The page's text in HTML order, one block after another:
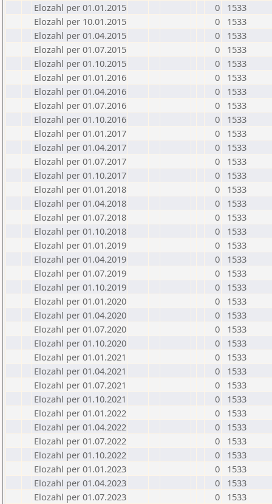
Elozahl per 01.01.2015
0
1533
Elozahl per 10.01.2015
0
1533
Elozahl per 01.04.2015
0
1533
Elozahl per 01.07.2015
0
1533
Elozahl per 01.10.2015
0
1533
Elozahl per 01.01.2016
0
1533
Elozahl per 01.04.2016
0
1533
Elozahl per 01.07.2016
0
1533
Elozahl per 01.10.2016
0
1533
Elozahl per 01.01.2017
0
1533
Elozahl per 01.04.2017
0
1533
Elozahl per 01.07.2017
0
1533
Elozahl per 01.10.2017
0
1533
Elozahl per 01.01.2018
0
1533
Elozahl per 01.04.2018
0
1533
Elozahl per 01.07.2018
0
1533
Elozahl per 01.10.2018
0
1533
Elozahl per 01.01.2019
0
1533
Elozahl per 01.04.2019
0
1533
Elozahl per 01.07.2019
0
1533
Elozahl per 01.10.2019
0
1533
Elozahl per 01.01.2020
0
1533
Elozahl per 01.04.2020
0
1533
Elozahl per 01.07.2020
0
1533
Elozahl per 01.10.2020
0
1533
Elozahl per 01.01.2021
0
1533
Elozahl per 01.04.2021
0
1533
Elozahl per 01.07.2021
0
1533
Elozahl per 01.10.2021
0
1533
Elozahl per 01.01.2022
0
1533
Elozahl per 01.04.2022
0
1533
Elozahl per 01.07.2022
0
1533
Elozahl per 01.10.2022
0
1533
Elozahl per 01.01.2023
0
1533
Elozahl per 01.04.2023
0
1533
Elozahl per 01.07.2023
0
1533